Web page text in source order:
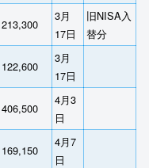
213,300
3月
17日
旧NISA入
替分
122,600
3月
17日
406,500
4月3
日
169,150
4月7
日